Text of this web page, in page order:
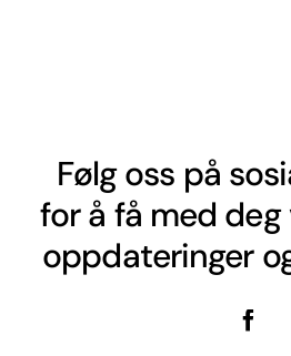
Følg oss på
for å få med deg
oppdateringer